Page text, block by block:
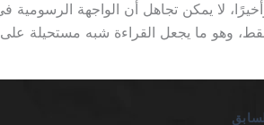
وهو ما يجعل القراءة شبه مستحيلة على شاشة